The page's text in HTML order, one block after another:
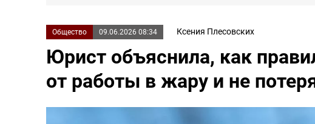
Общество 09.06.2026 08:34 Ксения Плесовских
Юрист объяснила, как
от работы в жару и не